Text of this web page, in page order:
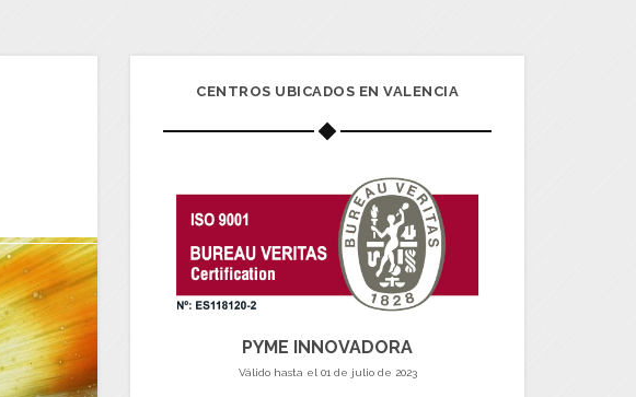
CENTROS UBICADOS EN VALENCIA
PYME INNOVADORA
Válido hasta el 01 de julio de 2023